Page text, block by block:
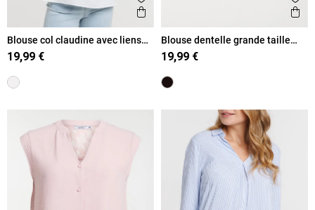
Ajouter aux favoris
Aperçu rapide
Blouse col claudine avec liens
femme
19,99 €
Blouse dentelle grande taille
femme
19,99 €